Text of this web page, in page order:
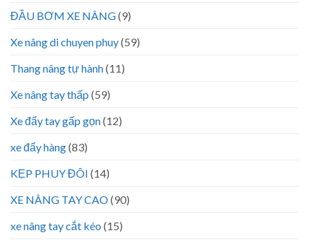
ĐẦU BƠM XE NÂNG(9)
Xe nâng di chuyen phuy(59)
Thang nâng tự hành(11)
Xe nâng tay thấp (59)
Xe đẩy tay gấp gọn(12)
xe đẩy hàng(83)
KẸP PHUY ĐÔI (14)
XE NÂNG TAY CAO(90)
xe nâng tay cắt kéo (15)